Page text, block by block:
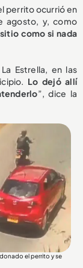
perrito ocurrió en
agosto, y, como
como si nada
Estrella, en las
Lo dejó allí
”, dice la
el perrito y se